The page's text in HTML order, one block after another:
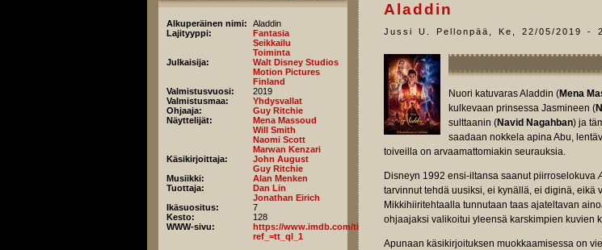
Alkuperäinen nimi:
Aladdin
Lajityyppi:
Fantasia
Seikkailu
Toiminta
Julkaisija:
Walt Disney Studios
Motion Pictures
Finland
Valmistusvuosi:
2019
Valmistusmaa:
Yhdysvallat
Ohjaaja:
Guy Ritchie
Näyttelijät:
Mena Massoud
Will Smith
Naomi Scott
Marwan Kenzari
Käsikirjoittaja:
John August
Guy Ritchie
Musiikki:
Alan Menken
Tuottaja:
Dan Lin
Jonathan Eirich
Ikäsuositus:
7
Kesto:
128
WWW-sivu:
https://www.imdb.com/title/tt6139732/fullcredits?
ref_=tt_ql_1
Aladdin
Jussi U. Pellonpää Ke, 22/05/2019 -
Nuori katuvaras Aladdin (Mena
kulkevaan prinsessa Jasmineen (
sulttaanin (Navid Nagahban) ja
saadaan nokkela apina Abu,
toiveilla on arvaamattomiakin seurauksia.
Disneyn 1992 ensi-iltansa saanut piirroselokuva
tarvinnut tehdä uusiksi, ei kynällä, ei diginä, eikä
Mikkihiiritehtaalla tunnutaan taas ajateltavan
ohjaajaksi valikoitui yleensä karskimpien kuvien
Apunaan käsikirjoituksen muokkaamisessa on